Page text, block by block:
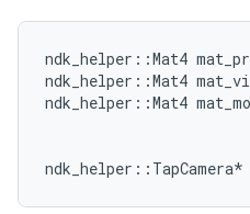
ndk_helper ::Mat4
ndk_helper ::Mat4
ndk_helper ::Mat4
ndk_helper :: TapCamera*